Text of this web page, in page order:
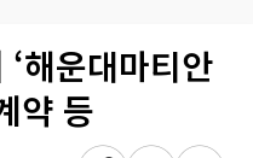
해운대마티안
약 등